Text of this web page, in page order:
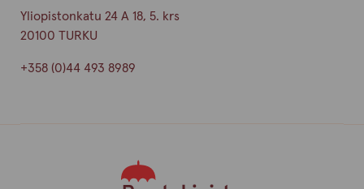
Yliopistonkatu 24 A 18, 5. krs
20100 TURKU
+358 (0)44 493 8989